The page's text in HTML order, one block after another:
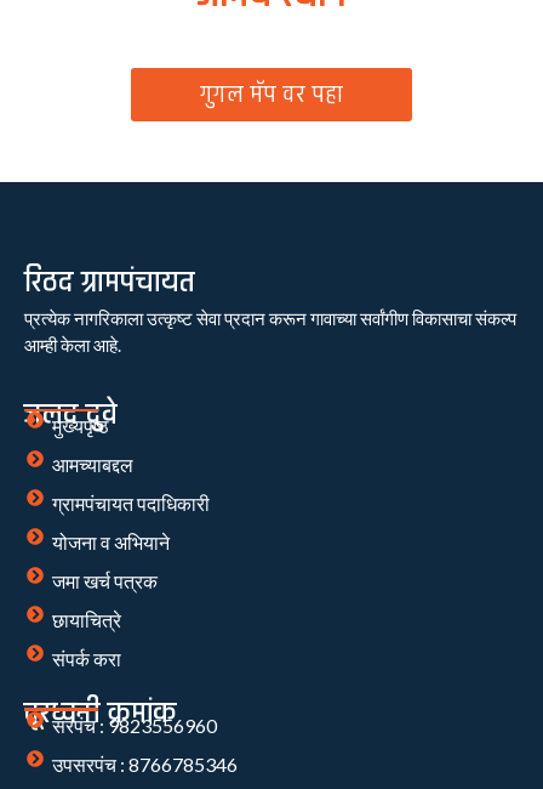
गुगल मॅप वर पहा
रिठद ग्रामपंचायत
प्रत्येक नागरिकाला उत्कृष्ट सेवा प्रदान करून गावाच्या सर्वांगीण विकासाचा संकल्प
आम्ही केला आहे.
जलद दुवे
मुख्यपृष्ठ
आमच्याबद्दल
ग्रामपंचायत पदाधिकारी
योजना व अभियाने
जमा खर्च पत्रक
छायाचित्रे
संपर्क करा
दूरध्वनी क्रमांक
सरपंच : 9823556960
उपसरपंच : 8766785346